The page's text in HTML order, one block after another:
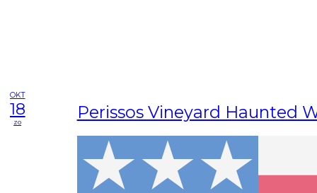
OKT
18
zo Perissos Vineyard Haunted